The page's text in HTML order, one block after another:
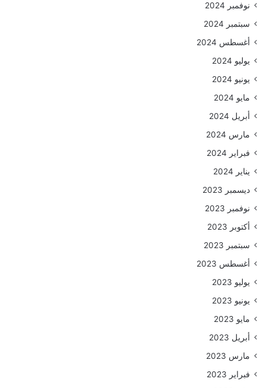
نوفمبر 2024
سبتمبر 2024
أغسطس 2024
يوليو 2024
يونيو 2024
مايو 2024
أبريل 2024
مارس 2024
فبراير 2024
يناير 2024
ديسمبر 2023
نوفمبر 2023
أكتوبر 2023
سبتمبر 2023
أغسطس 2023
يوليو 2023
يونيو 2023
مايو 2023
أبريل 2023
مارس 2023
فبراير 2023